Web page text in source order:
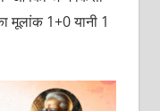
मूलांक 1+0 यानी 1